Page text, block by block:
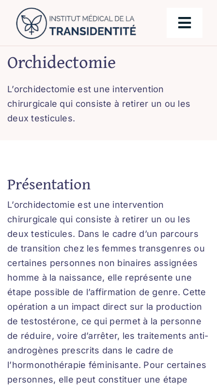
content
Notre équipe
Nous rejoindre
Foire aux questions
Nous contacter
Orchidectomie
L’orchidectomie est une intervention
chirurgicale qui consiste à retirer un ou les
deux testicules.
Présentation
L’orchidectomie est une intervention
chirurgicale qui consiste à retirer un ou les
deux testicules. Dans le cadre d’un parcours
de transition chez les femmes transgenres ou
certaines personnes non binaires assignées
homme à la naissance, elle représente une
étape possible de l’affirmation de genre. Cette
opération a un impact direct sur la production
de testostérone, ce qui permet à la personne
de réduire, voire d’arrêter, les traitements anti-
androgènes prescrits dans le cadre de
l’hormonothérapie féminisante. Pour certaines
personnes, elle peut constituer une étape